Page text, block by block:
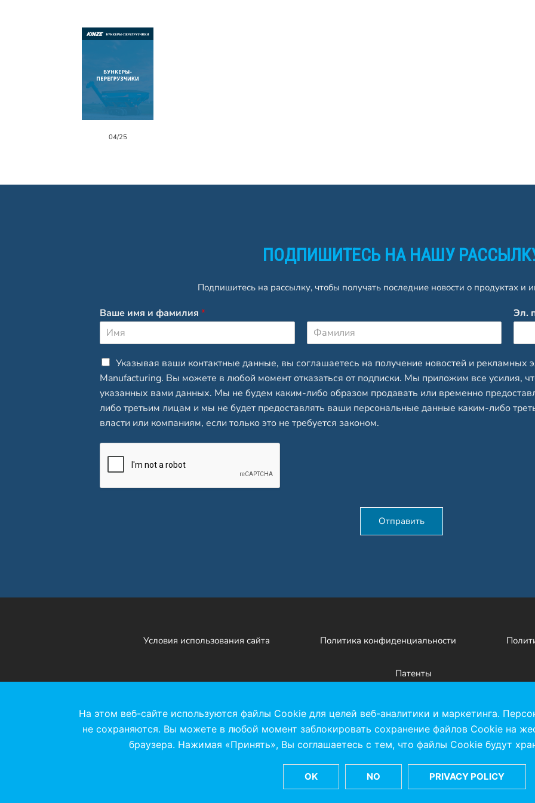
04/25
ПОДПИШИТЕСЬ НА НАШУ
Подпишитесь на рассылку, чтобы получать последние новости о продуктах и
Ваше имя и фамилия *
м
я
м
и
и
я
Эл.
C
h
e
c
k
b
x
Указывая ваши контактные данные, вы соглашаетесь на получение новостей и рекламных
Manufacturing. Вы можете в любой момент отказаться от подписки. Мы приложим все усилия,
указанных вами данных. Мы не будем каким-либо образом продавать или временно
либо третьим лицам и мы не будет предоставлять ваши персональные данные каким-либо
власти или компаниям, если только это не требуется законом.
Отправить
Условия использования сайта Политика конфиденциальности
Патенты
Facebook
X LinkedIn
YouTube
2172 M Avenue, Williamsburg, IA 52361
На этом веб-сайте используются файлы Cookie для целей веб-аналитики и маркетинга.
не сохраняются. Вы можете в любой момент заблокировать сохранение файлов Cookie на
браузера. Нажимая «Принять», Вы соглашаетесь с тем, что файлы Cookie будут
OK NO PRIVACY POLICY